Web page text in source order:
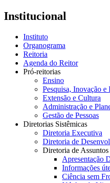
Institucional
Instituto
Organograma
Reitoria
Agenda do Reitor
Pró-reitorias
Ensino
Pesquisa, Inovação e
Extensão e Cultura
Administração e
Gestão de Pessoas
Diretorias Sistêmicas
Diretoria Executiva
Diretoria de
Diretoria de
Apresentação
Informações
Ciência sem